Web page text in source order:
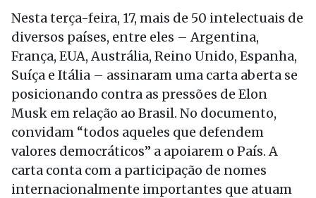
Nesta terça-feira, 17, mais de 50 intelectuais de
diversos países, entre eles – Argentina,
França, EUA, Austrália, Reino Unido, Espanha,
Suíça e Itália – assinaram uma carta aberta se
posicionando contra as pressões de Elon
Musk em relação ao Brasil. No documento,
convidam “todos aqueles que defendem
valores democráticos” a apoiarem o País. A
carta conta com a participação de nomes
internacionalmente importantes que atuam